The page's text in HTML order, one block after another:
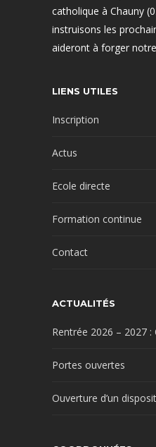
catholique à Chauny
instruisons les
aideront à forger
LIENS UTILES
Inscription
Actus
Ecole directe
Formation continue
Contact
ACTUALITÉS
Rentrée 2026 – 2027
Portes ouvertes
Ouverture d’un